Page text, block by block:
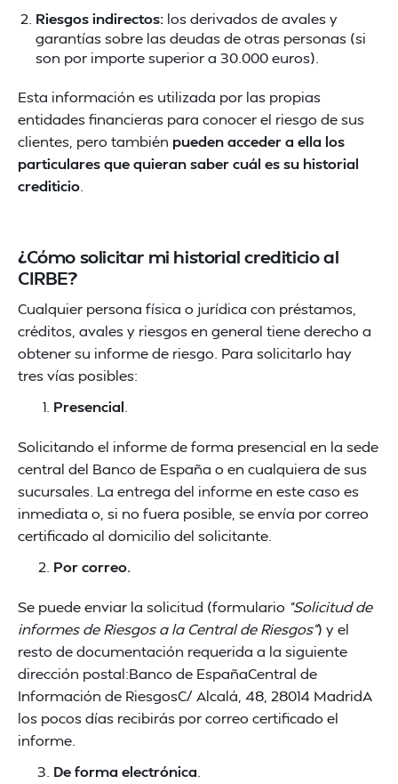
Riesgos indirectos: los derivados de avales y
garantías sobre las deudas de otras personas (si
son por importe superior a 30.000 euros).
Esta información es utilizada por las propias
entidades financieras para conocer el riesgo de sus
clientes, pero también pueden acceder a ella los
particulares que quieran saber cuál es su historial
crediticio
¿Cómo solicitar mi historial crediticio al
CIRBE?
Cualquier persona física o jurídica con préstamos,
créditos, avales y riesgos en general tiene derecho a
obtener su informe de riesgo. Para solicitarlo hay
tres vías posibles:
Presencial
Solicitando el informe de forma presencial en la sede
central del Banco de España o en cualquiera de sus
sucursales. La entrega del informe en este caso es
inmediata o, si no fuera posible, se envía por correo
certificado al domicilio del solicitante.
Por correo.
Se puede enviar la solicitud (formulario “Solicitud de
informes de Riesgos a la Central de Riesgos”) y el
resto de documentación requerida a la siguiente
dirección postal:Banco de EspañaCentral de
Información de RiesgosC/ Alcalá, 48, 28014 MadridA
los pocos días recibirás por correo certificado el
informe.
De forma electrónica